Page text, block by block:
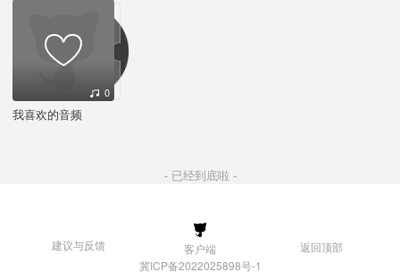
0
我喜欢的音频
- 已经到底啦 -
建议与反馈 客户端
返回顶部
冀ICP备2022025898号-1